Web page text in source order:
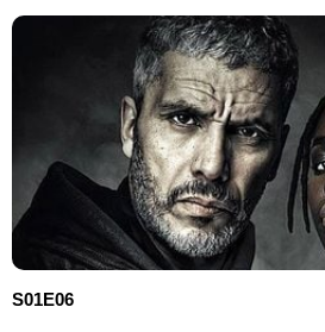
S01E06